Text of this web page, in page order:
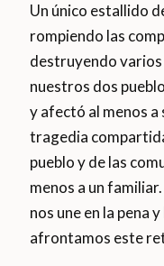
Un único estallido
rompiendo las
destruyendo varios
nuestros dos
y afectó al menos a
tragedia
pueblo y de las
menos a un
nos une en la pena
afrontamos este